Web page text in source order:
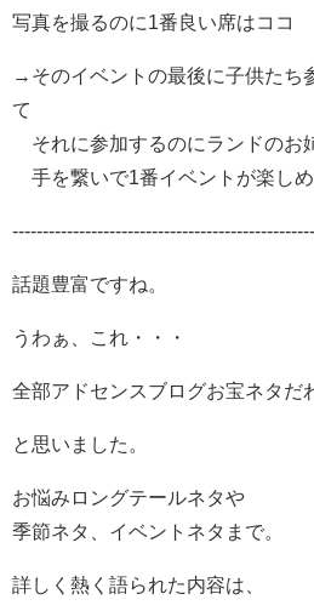
写真を撮るのに1番良い席はココ
→そのイベントの最後に子供たち
て
それに参加するのにランドのお
手を繋いで1番イベントが楽し
話題豊富ですね。
うわぁ、これ・・・
全部アドセンスブログお宝ネタだ
と思いました。
お悩みロングテールネタや
季節ネタ、イベントネタまで。
詳しく熱く語られた内容は、